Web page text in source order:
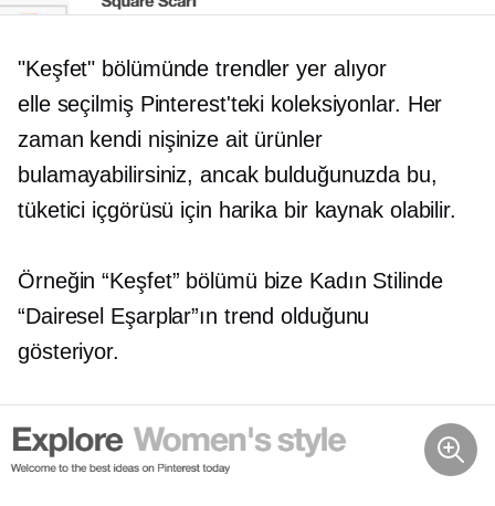
"Keşfet" bölümünde trendler yer alıyor
elle seçilmişPinterest'teki koleksiyonlar. Her
zaman kendi nişinize ait ürünler
bulamayabilirsiniz, ancak bulduğunuzda bu,
tüketici içgörüsü için harika bir kaynak olabilir.
Örneğin “Keşfet” bölümü bize Kadın Stilinde
“Dairesel Eşarplar”ın trend olduğunu
gösteriyor.